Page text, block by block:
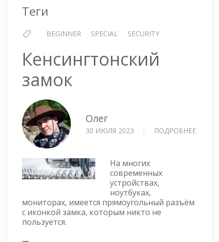
Теги
BEGINNER SPECIAL SECURITY
Кенсингтонский
замок
Олег
30 ИЮЛЯ 2023 ПОДРОБНЕЕ
На многих
современных
устройствах,
ноутбуках,
мониторах, имеется прямоугольный разъём
с иконкой замка, которым никто не
пользуется.